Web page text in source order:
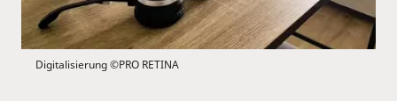
Digitalisierung ©PRO RETINA